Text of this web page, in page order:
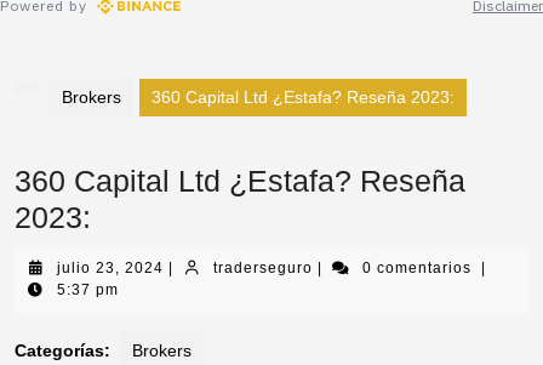
Powered by Disclaimer
Brokers 360 Capital Ltd ¿Estafa? Reseña 2023:
360 Capital Ltd ¿Estafa? Reseña
2023:
julio 23, 2024 traderseguro 0 comentarios
5:37 pm
Categorías: Brokers